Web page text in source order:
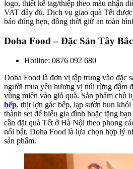
logo, thiết kế tag/thiệp theo màu nhận
VAT đầy đủ. Dịch vụ giao quà Tết
bảo đúng hẹn, đồng thời giữ an toàn
Doha Food – Đặc Sản Tây Bắc
Hotline: 0876 092 680
Doha Food là đơn vị tập trung vào đặc
người mua yêu hương vị núi rừng đậm
vùng miền vào giỏ quà. Sản phẩm chủ
bếp, thịt lợn gác bếp, lạp sườn hun khói
thành set để biếu gia đình hoặc tặng
cần đặt quà Tết ở Hà Nội theo phong
nổi bật, Doha Food là lựa chọn hợp lý
sản phẩm.